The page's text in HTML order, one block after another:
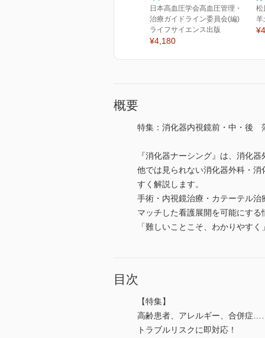
日本高血圧学会高血圧管理・
治療ガイドライン委員会(編)
ライフサイエンス出版
¥4,180
松
羊
概要
特集：消化器内視鏡前・中・後
『消化器ナーシング』は、消化
他では見られない消化器外科・
すく解説します。
手術・内視鏡治療・カテーテル
マッチした看護展開を可能にす
「難しいことこそ、わかりやす
目次
【特集】
高齢患者、アレルギー、合併症
トラブルリスクに即対応！